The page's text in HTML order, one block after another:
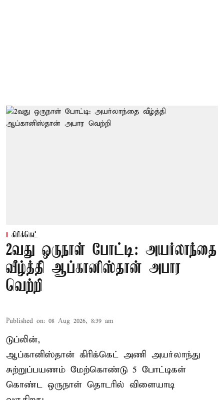
கிரிக்கெட்
2வது ஒருநாள் போட்டி: அயர்லாந்தை
வீழ்த்தி ஆப்கானிஸ்தான் அபார
வெற்றி
Published on: 08 Aug 2026, 8:39 am
டுப்லின்,
ஆப்கானிஸ்தான் கிரிக்கெட் அணி அயர்லாந்து
சுற்றுப்பயணம் மேற்கொண்டு 5 போட்டிகள்
கொண்ட ஒருநாள் தொடரில் விளையாடி